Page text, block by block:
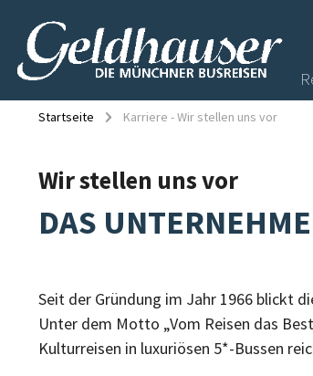
Startseite Karriere - Wir stellen uns vor
Wir stellen uns vor
DAS
Seit der Gründung im Jahr 1966 blickt
Unter dem Motto „Vom Reisen das
Kulturreisen in luxuriösen 5*-Bussen